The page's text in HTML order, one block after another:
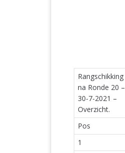
Rangschikking
na Ronde 20 –
30-7-2021 –
Overzicht.
Pos
1